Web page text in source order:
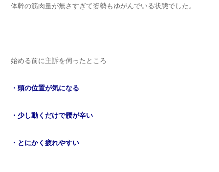
体幹の筋肉量が無さすぎて姿勢もゆがんでいる状態でした。
始める前に主訴を伺ったところ
・頭の位置が気になる
・少し動くだけで腰が辛い
・とにかく疲れやすい